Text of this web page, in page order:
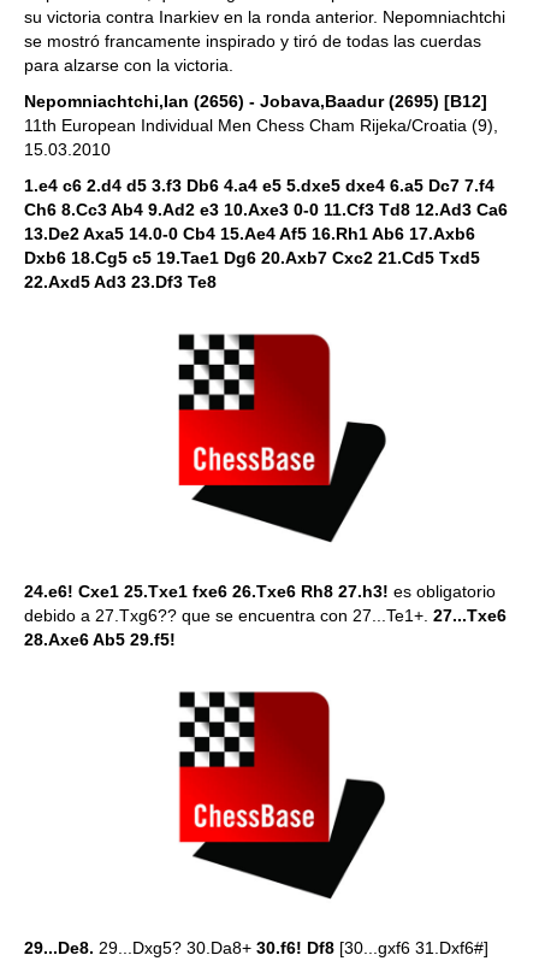
su victoria contra Inarkiev en la ronda anterior. Nepomniachtchi
se mostró francamente inspirado y tiró de todas las cuerdas
para alzarse con la victoria.
Nepomniachtchi,Ian (2656) - Jobava,Baadur (2695) [B12]
11th European Individual Men Chess Cham Rijeka/Croatia (9),
15.03.2010
1.e4 c6 2.d4 d5 3.f3 Db6 4.a4 e5 5.dxe5 dxe4 6.a5 Dc7 7.f4
Ch6 8.Cc3 Ab4 9.Ad2 e3 10.Axe3 0-0 11.Cf3 Td8 12.Ad3 Ca6
13.De2 Axa5 14.0-0 Cb4 15.Ae4 Af5 16.Rh1 Ab6 17.Axb6
Dxb6 18.Cg5 c5 19.Tae1 Dg6 20.Axb7 Cxc2 21.Cd5 Txd5
22.Axd5 Ad3 23.Df3 Te8
24.e6! Cxe1 25.Txe1 fxe6 26.Txe6 Rh8 27.h3! es obligatorio
debido a 27.Txg6?? que se encuentra con 27...Te1+. 27...Txe6
28.Axe6 Ab5 29.f5!
29...De8. 29...Dxg5? 30.Da8+ 30.f6! Df8 [30...gxf6 31.Dxf6#]